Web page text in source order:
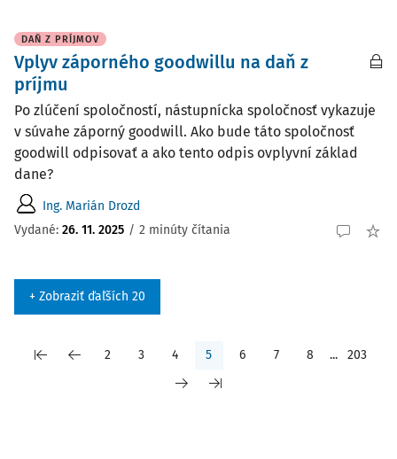
DAŇ Z PRÍJMOV
Vplyv záporného goodwillu na daň z
príjmu
Po zlúčení spoločností, nástupnícka spoločnosť vykazuje
v súvahe záporný goodwill. Ako bude táto spoločnosť
goodwill odpisovať a ako tento odpis ovplyvní základ
dane?
Ing. Marián Drozd
Vydané: 26. 11. 2025 / 2 minúty čítania
+ Zobraziť ďaľších 20
2 3 4 5 6 7 8 ... 203